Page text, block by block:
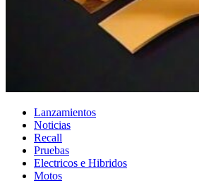
Lanzamientos
Noticias
Recall
Pruebas
Electricos e Hibridos
Motos